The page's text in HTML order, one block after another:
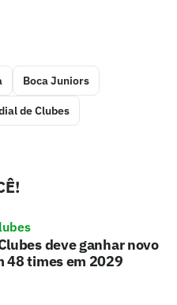
Boca Juniors
de Clubes
deve ganhar novo
48 times em 2029